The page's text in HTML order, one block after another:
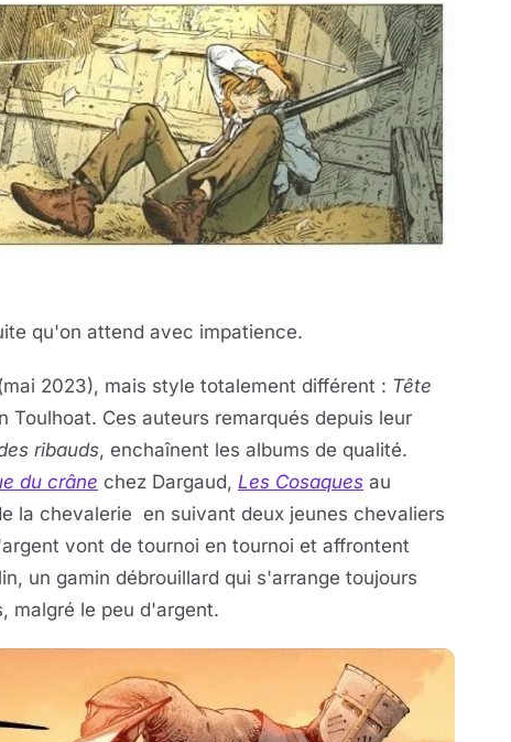
qu'on attend avec impatience.
2023), mais style totalement différent : Tête
Toulhoat. Ces auteurs remarqués depuis leur
ribauds, enchaînent les albums de qualité.
du crâne chez Dargaud, Les Cosaques au
la chevalerie en suivant deux jeunes chevaliers
vont de tournoi en tournoi et affrontent
un gamin débrouillard qui s'arrange toujours
malgré le peu d'argent.